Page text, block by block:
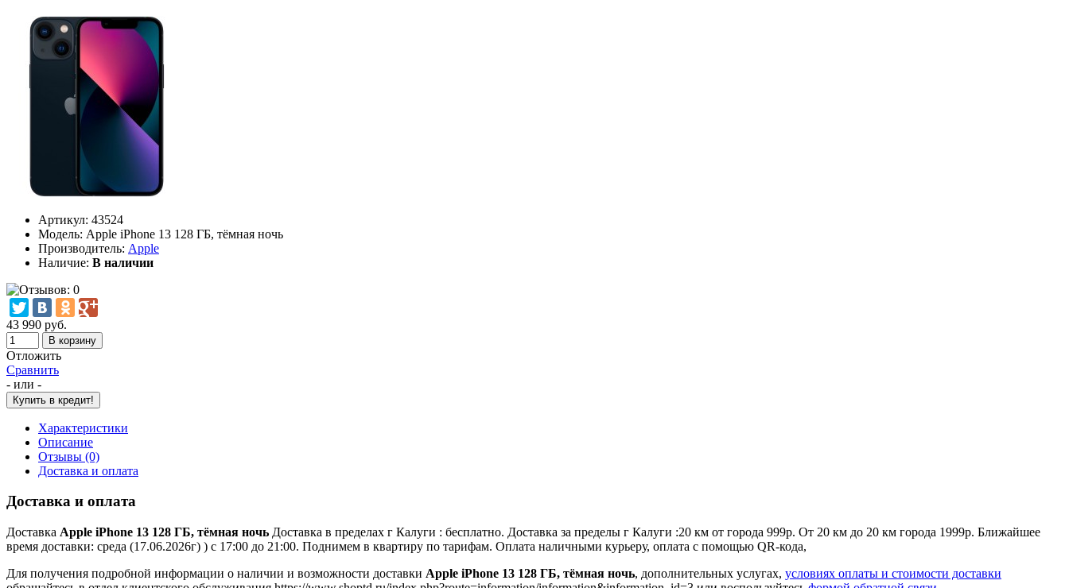
Артикул: 43524
Модель: Apple iPhone 13 128 ГБ, тёмная ночь
Производитель: Apple
Наличие: В наличии
43 990 руб.
Отложить
Сравнить
- или -
Характеристики
Описание
Отзывы (0)
Доставка и оплата
Доставка и оплата
Доставка Apple iPhone 13 128 ГБ, тёмная ночь Доставка в пределах г Калуги : бесплатно. Доставка за пределы г Калуги :20 км от города 999р. От 20 км до 20 км города 1999р. Ближайшее
время доставки: среда (17.06.2026г) ) с 17:00 до 21:00. Поднимем в квартиру по тарифам. Оплата наличными курьеру, оплата с помощью QR-кода,
Для получения подробной информации о наличии и возможности доставки Apple iPhone 13 128 ГБ, тёмная ночь, дополнительных услугах, условиях оплаты и стоимости доставки